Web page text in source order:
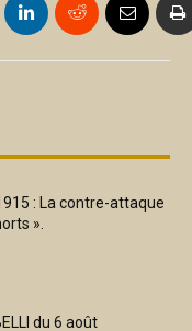
: La contre-attaque
».
du 6 août